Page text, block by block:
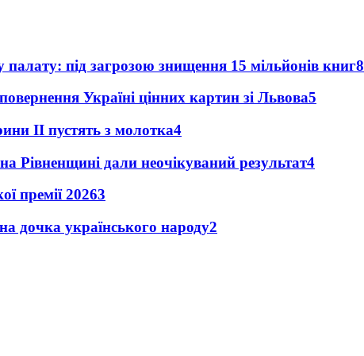
під загрозою знищення 15 мільйонів книг8
Україні цінних картин зі Львова5
II пустять з молотка4
Рівненщині дали неочікуваний результат4
премії 20263
дочка українського народу2